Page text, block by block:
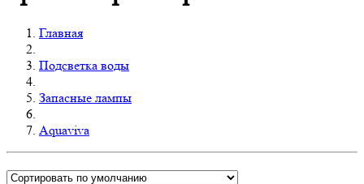
Главная
Подсветка воды
Запасные лампы
Aquaviva